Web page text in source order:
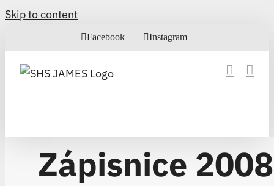
Skip to content
Facebook Instagram
Zápisnice 2008